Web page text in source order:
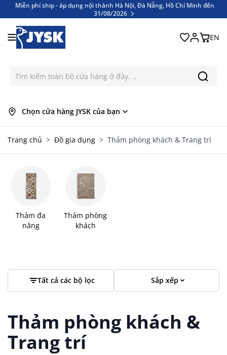
Miễn phí ship - áp dụng nội thành Hà Nội, Đà Nẵng, Hồ Chí Minh đến
31/08/2026
EN
Chọn cửa hàng JYSK của bạn
Trang chủ > Đồ gia dụng > Thảm phòng khách & Trang trí
Thảm đa
năng
Thảm phòng
khách
Tất cả các bộ lọc Sắp xếp
Thảm phòng khách &
Trang trí